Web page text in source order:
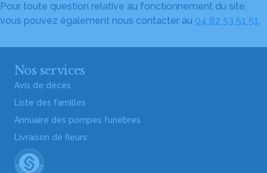
Pour toute question relative au fonctionnement du site,
vous pouvez également nous contacter au 04 82 53 51 51.
Nos services
Avis de décès
Liste des familles
Annuaire des pompes funèbres
Livraison de fleurs